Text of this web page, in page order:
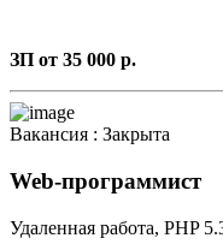
ЗП от 35 000 р.
Вакансия : Закрыта
Web-программист
Удаленная работа, PHP